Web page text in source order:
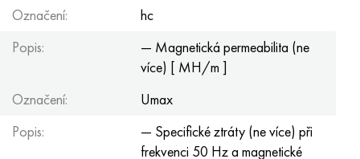
Označení:
hc
Popis:
— Magnetická permeabilita (ne
více) [ MH/m ]
Označení:
Umax
Popis:
— Specifické ztráty (ne více) při
frekvenci 50 Hz a magnetické